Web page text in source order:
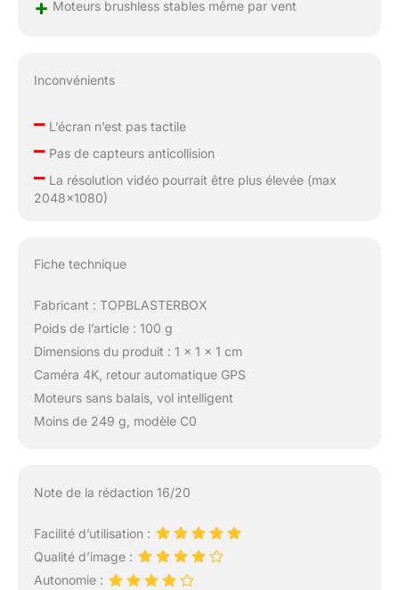
+ Moteurs brushless stables même par vent
Inconvénients
–L’écran n’est pas tactile
–Pas de capteurs anticollision
–La résolution vidéo pourrait être plus élevée (max
2048×1080)
Fiche technique
Fabricant : TOPBLASTERBOX
Poids de l’article : 100 g
Dimensions du produit : 1 x 1 x 1 cm
Caméra 4K, retour automatique GPS
Moteurs sans balais, vol intelligent
Moins de 249 g, modèle C0
Note de la rédaction 16/20
Facilité d’utilisation :
Qualité d’image :
Autonomie :